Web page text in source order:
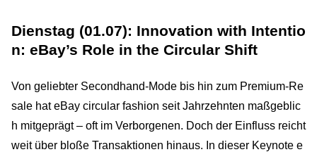
Dienstag (01.07): Innovation with Intentio
n: eBay’s Role in the Circular Shift
Von geliebter Secondhand-Mode bis hin zum Premium-Re
sale hat eBay circular fashion seit Jahrzehnten maßgeblic
h mitgeprägt – oft im Verborgenen. Doch der Einfluss reicht
weit über bloße Transaktionen hinaus. In dieser Keynote e